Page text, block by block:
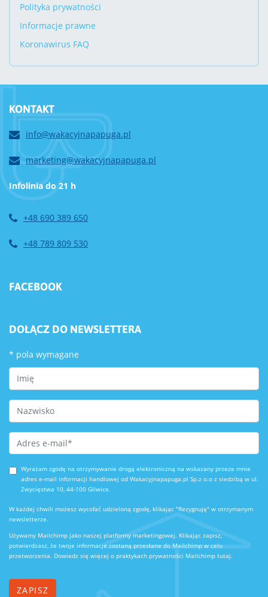
Polityka prywatności
Informacje prawne
Koronawirus FAQ
KONTAKT
info@wakacyjnapapuga.pl
marketing@wakacyjnapapuga.pl
Infolinia do 21 h
+48 690 389 650
+48 789 809 530
FACEBOOK
DOŁĄCZ DO NEWSLETTERA
* pola wymagane
First Name
Last Name
Email Address *
Wyrażam zgodę na otrzymywanie drogą elektroniczną na wskazany przeze mnie
adres e-mail informacji handlowej od Wakacyjnapapuga.pl Sp.z o.o z siedzibą w ul.
Zwycięstwa 10, 44-100 Gliwice.
W każdej chwili możesz wycofać udzieloną zgodę, klikając "Rezygnuję" w otrzymanym
newsletterze.
Używamy Mailchimp jako naszej platformy marketingowej. Klikając zapisz,
potwierdzasz, że twoje informacje zostaną przesłane do Mailchimp w celu
przetworzenia. Dowiedz się więcej o praktykach prywatności Mailchimp tutaj.